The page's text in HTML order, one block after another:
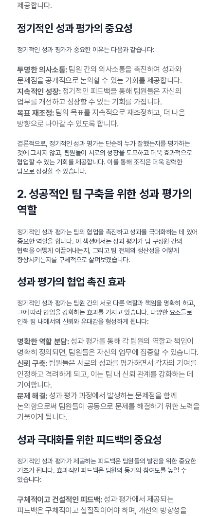
제공합니다.
정기적인 성과 평가의 중요성
정기적인 성과 평가가 중요한 이유는 다음과 같습니다:
투명한 의사소통:팀원 간의 의사소통을 촉진하여 성과와
문제점을 공개적으로 논의할 수 있는 기회를 제공합니다.
지속적인 성장:정기적인 피드백을 통해 팀원들은 자신의
업무를 개선하고 성장할 수 있는 기회를 가집니다.
목표 재조정:팀의 목표를 지속적으로 재조정하고, 더 나은
방향으로 나아갈 수 있도록 합니다.
결론적으로, 정기적인 성과 평가는 단순히 누가 잘했는지를 평가하는
것에 그치지 않고, 팀원들이 서로의 성장을 도모하고 더욱 효과적으로
협업할 수 있는 기회를 제공합니다. 이를 통해 조직은 더욱 강력한
팀으로 성장할 수 있습니다.
2. 성공적인 팀 구축을 위한 성과 평가의
역할
정기적인 성과 평가는 팀의 협업을 촉진하고 성과를 극대화하는 데 있어
중요한 역할을 합니다. 이 섹션에서는 성과 평가가 팀 구성원 간의
협력을 어떻게 이끌어내는지, 그리고 팀 전체의 생산성을 어떻게
향상시키는지를 구체적으로 살펴보겠습니다.
성과 평가의 협업 촉진 효과
정기적인 성과 평가는 팀원 간의 서로 다른 역할과 책임을 명확히 하고,
그에 따라 협업을 강화하는 효과를 가지고 있습니다. 다양한 요소들로
인해 팀 내에서의 신뢰와 유대감을 형성하게 됩니다:
명확한 역할 분담:성과 평가를 통해 각 팀원의 역할과 책임이
명확히 정의되면, 팀원들은 자신의 업무에 집중할 수 있습니다.
신뢰 구축:팀원들은 서로의 성과를 평가하면서 각자의 기여를
인정하고 격려하게 되고, 이는 팀 내 신뢰 관계를 강화하는 데
기여합니다.
문제 해결:성과 평가 과정에서 발생하는 문제점을 함께
논의함으로써 팀원들이 공동으로 문제를 해결하기 위한 노력을
기울이게 됩니다.
성과 극대화를 위한 피드백의 중요성
정기적인 성과 평가가 제공하는 피드백은 팀원들의 발전을 위한 중요한
기초가 됩니다. 효과적인 피드백은 팀원의 동기와 참여도를 높일 수
있습니다:
구체적이고 건설적인 피드백:성과 평가에서 제공되는
피드백은 구체적이고 실질적이어야 하며, 개선의 방향성을